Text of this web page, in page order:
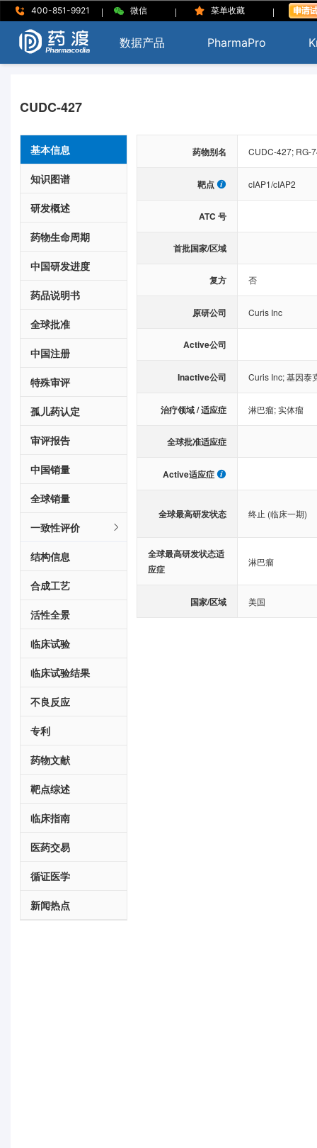
400-851-9921 | 微信 | 菜单收藏 |
数据产品 PharmaPro
CUDC-427
基本信息
知识图谱
研发概述
药物生命周期
中国研发进度
药品说明书
全球批准
中国注册
特殊审评
孤儿药认定
审评报告
中国销量
全球销量
一致性评价
结构信息
合成工艺
活性全景
临床试验
临床试验结果
不良反应
专利
药物文献
靶点综述
临床指南
医药交易
循证医学
新闻热点
药物别名 CUDC-427; RG-
靶点 cIAP1/cIAP2
ATC 号
首批国家/区域
复方 否
原研公司 Curis Inc
Active公司
Inactive公司 Curis Inc;基因泰
治疗领域 / 适应症 淋巴瘤;实体瘤
全球批准适应症
Active适应症
全球最高研发状态 终止 (临床一期)
全球最高研发状态适
应症
淋巴瘤
国家/区域 美国